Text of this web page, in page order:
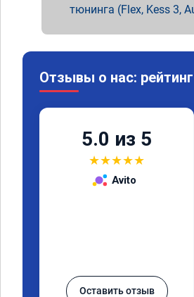
тюнинга (Flex, Kess 3,
Отзывы о нас:
5.0 из 5
★★★★★
Avito
Оставить отзыв